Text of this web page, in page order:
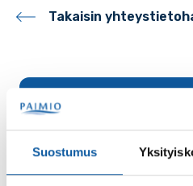
Suostumus
Takaisin